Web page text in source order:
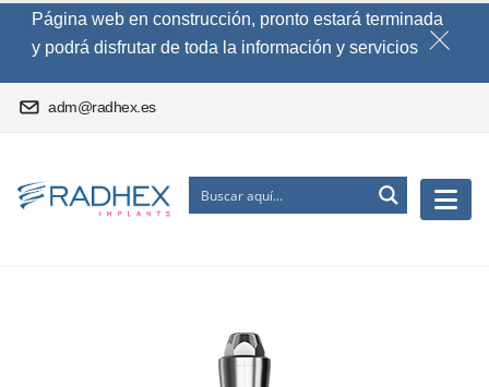
Página web en construcción, pronto estará terminada
y podrá disfrutar de toda la información y servicios
adm@radhex.es